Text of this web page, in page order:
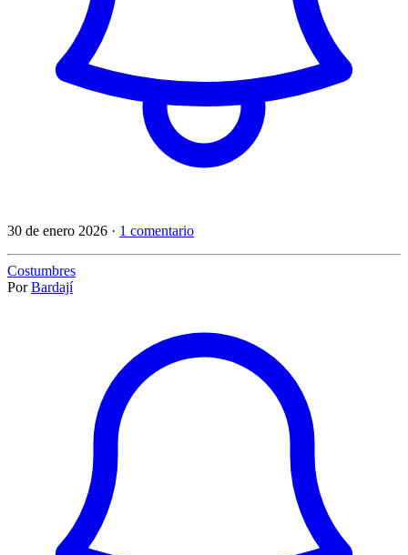
30 de enero 2026 · 1 comentario
Costumbres
Por Bardají